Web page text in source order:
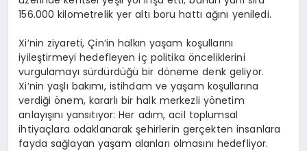
156.000 kilometrelik yer altı boru hattı ağını yeniledi.
Xi’nin ziyareti, Çin’in halkın yaşam koşullarını
iyileştirmeyi hedefleyen iç politika önceliklerini
vurgulamayı sürdürdüğü bir döneme denk geliyor.
Xi’nin yaşlı bakımı, istihdam ve yaşam koşullarına
verdiği önem, kararlı bir halk merkezli yönetim
anlayışını yansıtıyor: Her adım, acil toplumsal
ihtiyaçlara odaklanarak şehirlerin gerçekten insanlara
fayda sağlayan yaşam alanları olmasını hedefliyor.